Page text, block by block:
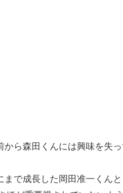
ら森田くんには興味を失
で成長した岡田准一くん